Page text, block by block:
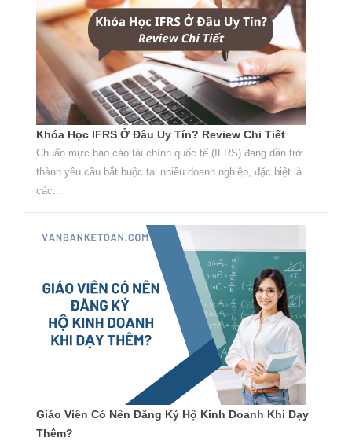
Khóa Học IFRS Ở Đâu Uy Tín? Review Chi Tiết
Chuẩn mực báo cáo tài chính quốc tế (IFRS) đang dần trở
thành yêu cầu bắt buộc tại nhiều doanh nghiệp, đặc biệt là
các...
Giáo Viên Có Nên Đăng Ký Hộ Kinh Doanh Khi Dạy
Thêm?